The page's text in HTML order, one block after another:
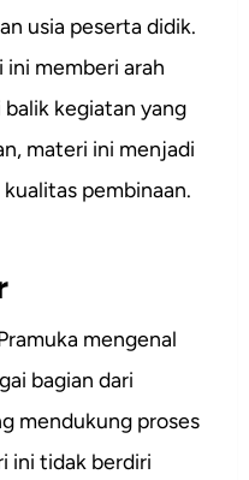
usia peserta didik.
ini memberi arah
balik kegiatan yang
materi ini menjadi
pembinaan.
mengenal
bagian dari
mendukung proses
ini tidak berdiri